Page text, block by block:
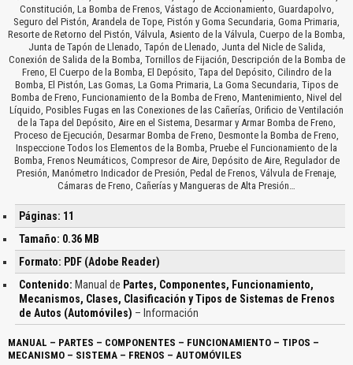
Constitución, La Bomba de Frenos, Vástago de Accionamiento, Guardapolvo,
Seguro del Pistón, Arandela de Tope, Pistón y Goma Secundaria, Goma Primaria,
Resorte de Retorno del Pistón, Válvula, Asiento de la Válvula, Cuerpo de la Bomba,
Junta de Tapón de Llenado, Tapón de Llenado, Junta del Nicle de Salida,
Conexión de Salida de la Bomba, Tornillos de Fijación, Descripción de la Bomba de
Freno, El Cuerpo de la Bomba, El Depósito, Tapa del Depósito, Cilindro de la
Bomba, El Pistón, Las Gomas, La Goma Primaria, La Goma Secundaria, Tipos de
Bomba de Freno, Funcionamiento de la Bomba de Freno, Mantenimiento, Nivel del
Líquido, Posibles Fugas en las Conexiones de las Cañerías, Orificio de Ventilación
de la Tapa del Depósito, Aire en el Sistema, Desarmar y Armar Bomba de Freno,
Proceso de Ejecución, Desarmar Bomba de Freno, Desmonte la Bomba de Freno,
Inspeccione Todos los Elementos de la Bomba, Pruebe el Funcionamiento de la
Bomba, Frenos Neumáticos, Compresor de Aire, Depósito de Aire, Regulador de
Presión, Manómetro Indicador de Presión, Pedal de Frenos, Válvula de Frenaje,
Cámaras de Freno, Cañerías y Mangueras de Alta Presión…
Páginas: 11
Tamaño: 0.36 MB
Formato: PDF (Adobe Reader)
Contenido: Manual de Partes, Componentes, Funcionamiento,
Mecanismos, Clases, Clasificación y Tipos de Sistemas de Frenos
de Autos (Automóviles) – Información
MANUAL – PARTES – COMPONENTES – FUNCIONAMIENTO – TIPOS –
MECANISMO – SISTEMA – FRENOS – AUTOMÓVILES